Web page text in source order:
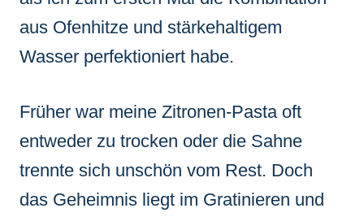
aus Ofenhitze und stärkehaltigem
Wasser perfektioniert habe.
Früher war meine Zitronen-Pasta oft
entweder zu trocken oder die Sahne
trennte sich unschön vom Rest. Doch
das Geheimnis liegt im Gratinieren und